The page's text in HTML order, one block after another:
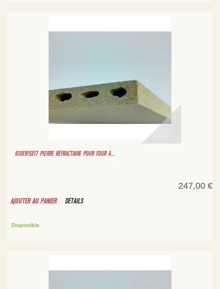
610X915X17 PIERRE RÉFRACTAIRE POUR FOUR À...
247,00 €
AJOUTER AU PANIER DÉTAILS
Disponible